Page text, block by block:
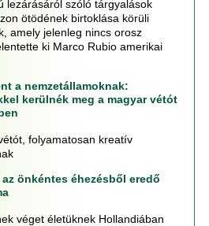
lezárásáról szóló tárgyalások
ötödének birtoklása körüli
amely jelenleg nincs orosz
ki Marco Rubio amerikai
a nemzetállamoknak:
kerülnék meg a magyar vétót
folyamatosan kreatív
önkéntes éhezésből eredő
véget életüknek Hollandiában